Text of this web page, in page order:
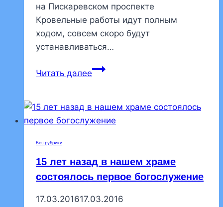
на Пискаревском проспекте
Кровельные работы идут полным
ходом, совсем скоро будут
устанавливаться…
Читать далееПродолжается
Рождества
Христова
Без рубрики
15 лет назад в нашем храме
состоялось первое богослужение
17.03.201617.03.2016